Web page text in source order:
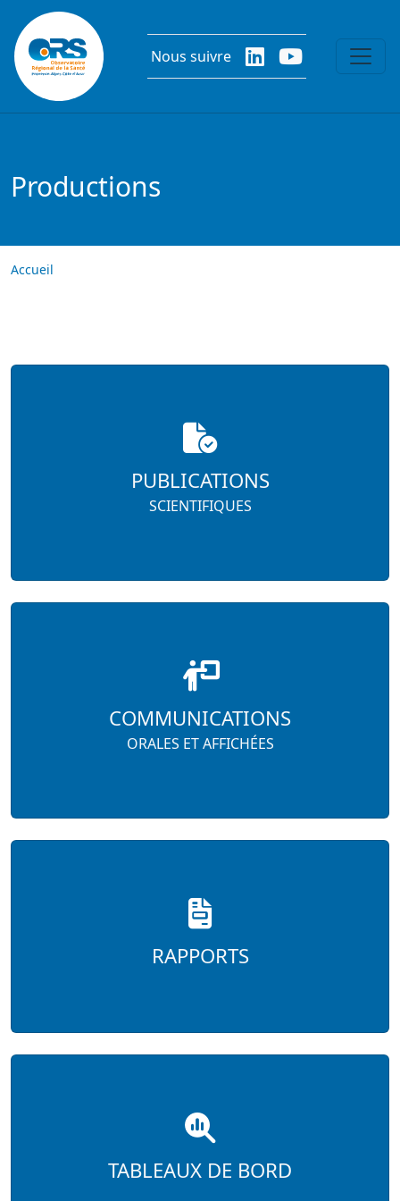
Aller au contenu principal
Nous suivre
Productions
Accueil
PUBLICATIONS
SCIENTIFIQUES
COMMUNICATIONS
ORALES ET AFFICHÉES
RAPPORTS
TABLEAUX DE BORD